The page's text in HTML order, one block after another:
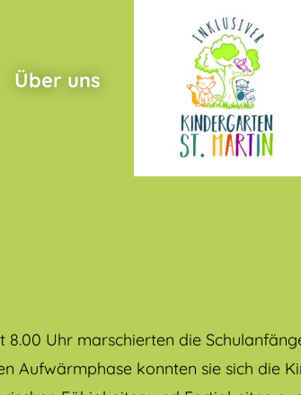
Über uns
Uhr marschierten die
Aufwärmphase konnten sie sich die